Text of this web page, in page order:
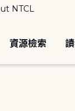
NTCL
資源檢索